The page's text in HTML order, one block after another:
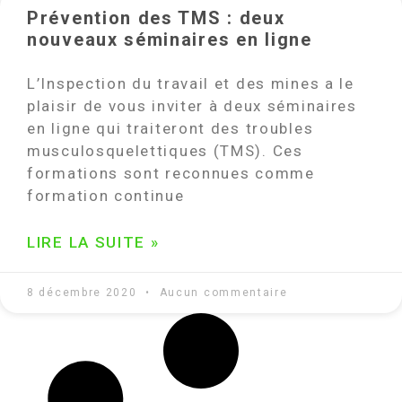
Prévention des TMS : deux
nouveaux séminaires en ligne
L’Inspection du travail et des mines a le
plaisir de vous inviter à deux séminaires
en ligne qui traiteront des troubles
musculosquelettiques (TMS). Ces
formations sont reconnues comme
formation continue
LIRE LA SUITE »
8 décembre 2020 Aucun commentaire